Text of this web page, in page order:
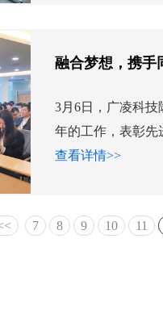
融合梦想，携
3月6日，广凌科
年的工作，表彰先
查看详情>>
7 8 9 10 11